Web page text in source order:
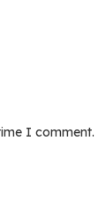
I comment.